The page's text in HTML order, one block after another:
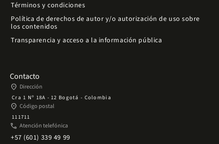
Términos y condiciones
Política de derechos de autor y/o autorización de uso sobre
los contenidos
Transparencia y acceso a la información pública
Contacto
place Dirección
Cra 1 Nº 18A - 12 Bogotá - Colombia
place Código postal
111711
phone Atención telefónica
+57 (601) 339 49 99